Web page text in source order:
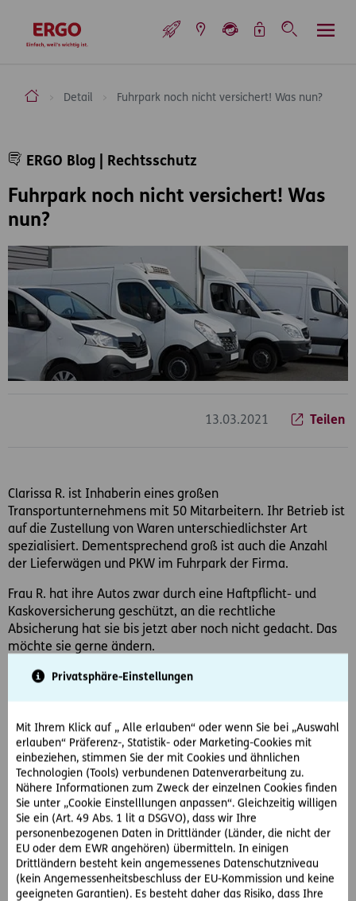
Privatsphäre-Einstellungen
Mit Ihrem Klick auf „ Alle erlauben“ oder wenn Sie bei „Auswahl
erlauben“ Präferenz-, Statistik- oder Marketing-Cookies mit
einbeziehen, stimmen Sie der mit Cookies und ähnlichen
Technologien (Tools) verbundenen Datenverarbeitung zu.
Nähere Informationen zum Zweck der einzelnen Cookies finden
Sie unter „Cookie Einstelllungen anpassen“. Gleichzeitig willigen
Sie ein (Art. 49 Abs. 1 lit a DSGVO), dass wir Ihre
personenbezogenen Daten in Drittländer (Länder, die nicht der
EU oder dem EWR angehören) übermitteln. In einigen
Drittländern besteht kein angemessenes Datenschutzniveau
(kein Angemessenheitsbeschluss der EU-Kommission und keine
geeigneten Garantien). Es besteht daher das Risiko, dass Ihre
zur Startseite
ERGO Versicherung Aktiengesellschaft
Detail Fuhrpark noch nicht versichert! Was nun?
Fuhrpark noch nicht versichert! Was
nun?
ERGO Blog | Rechtsschutz
13.03.2021 Teilen
Clarissa R. ist Inhaberin eines großen
Transportunternehmens mit 50 Mitarbeitern. Ihr Betrieb ist
auf die Zustellung von Waren unterschiedlichster Art
spezialisiert. Dementsprechend groß ist auch die Anzahl
der Lieferwägen und PKW im Fuhrpark der Firma.
Frau R. hat ihre Autos zwar durch eine Haftpflicht- und
Kaskoversicherung geschützt, an die rechtliche
Absicherung hat sie bis jetzt aber noch nicht gedacht. Das
möchte sie gerne ändern.
D.A.S. Rechtsschutzberater erstellen individuelles
Angebot
Unterwww.das.at vereinbart sie mittels Online-Formular
einen Gesprächstermin mit einem Rechtsschutzberater.
Beim Skypetermin erklärt ihr der D.A.S. Mitarbeiter welche
Möglichkeiten es im D.A.S. Firmen-Rechtsschutz gibt und
beantwortet all ihre Fragen.
Ihre Firmenfahrzeuge kann Frau R. ganz einfach mit dem
Fahrzeug-Rechtsschutz absichern. Begeistert ist die
Geschäftsführerin auch davon, dass die D.A.S. eine
Pauschalversicherung für Fuhrparks anbietet. Dadurch
entfällt die Meldung einzelner Kennzeichen – sie muss